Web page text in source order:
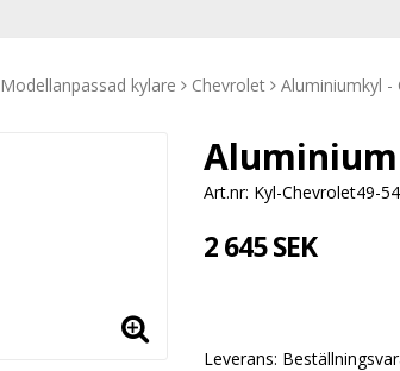
Modellanpassad kylare Chevrolet Aluminiumkyl -
Art.nr: Kyl-Chevrolet49-54
2 645 SEK
Leverans: